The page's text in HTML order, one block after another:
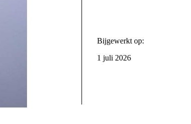
Bijgewerkt op:
1 juli 2026